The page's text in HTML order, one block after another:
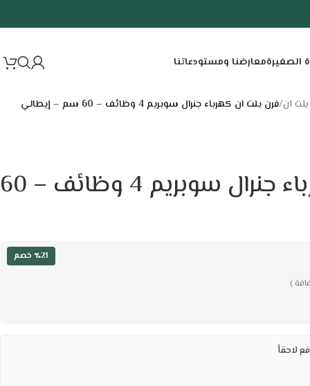
الصغيرةمعارضنا ومستودعاتنا
ان/فرن بلت ان كهرباء جنرال سوبريم 4 وظائف – 60 سم – إيطالي
فرن بلت ان كهرباء جنرال سوبريم 4 وظائف – 60
٪21 خصم
)
لاحقاً